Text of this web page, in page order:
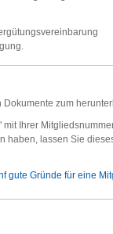
zum
Ihrer
haben, lassen Sie
gute Gründe für eine